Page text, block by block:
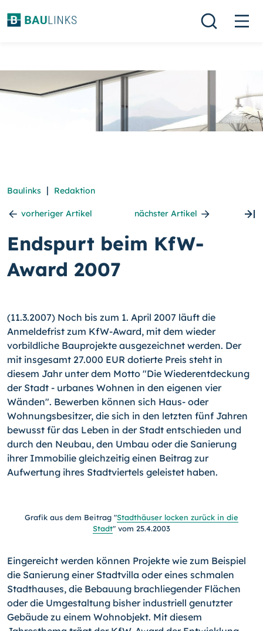
Baulinks | Redaktion
vorheriger Artikel nächster Artikel
Endspurt beim KfW-
Award 2007
(11.3.2007) Noch bis zum 1. April 2007 läuft die
Anmeldefrist zum KfW-Award, mit dem wieder
vorbildliche Bauprojekte ausgezeichnet werden. Der
mit insgesamt 27.000 EUR dotierte Preis steht in
diesem Jahr unter dem Motto "Die Wiederentdeckung
der Stadt - urbanes Wohnen in den eigenen vier
Wänden". Bewerben können sich Haus- oder
Wohnungsbesitzer, die sich in den letzten fünf Jahren
bewusst für das Leben in der Stadt entschieden und
durch den Neubau, den Umbau oder die Sanierung
ihrer Immobilie gleichzeitig einen Beitrag zur
Aufwertung ihres Stadtviertels geleistet haben.
Grafik aus dem Beitrag "Stadthäuser locken zurück in die
Stadt" vom 25.4.2003
Eingereicht werden können Projekte wie zum Beispiel
die Sanierung einer Stadtvilla oder eines schmalen
Stadthauses, die Bebauung brachliegender Flächen
oder die Umgestaltung bisher industriell genutzter
Gebäude zu einem Wohnobjekt. Mit diesem